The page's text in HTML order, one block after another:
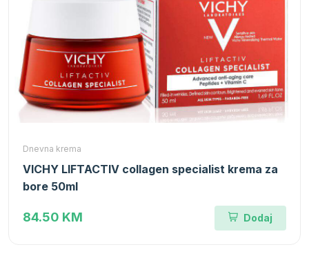
Dnevna krema
VICHY LIFTACTIV collagen specialist krema za
bore 50ml
84.50 KM Dodaj